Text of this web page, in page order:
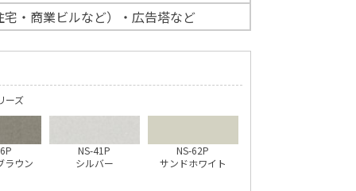
・商業ビルなど）・広告塔など
ーズ
ラウン
NS-41P
シルバー
NS-62P
サンドホワイト